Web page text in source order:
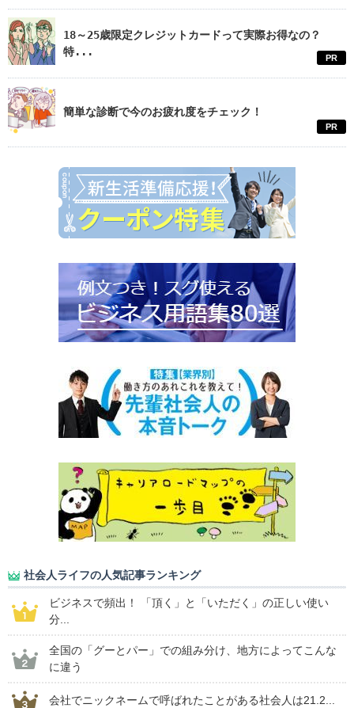
18～25歳限定クレジットカードって実際お得なの？
特...
PR
簡単な診断で今のお疲れ度をチェック！
PR
社会人ライフの人気記事ランキング
ビジネスで頻出！ 「頂く」と「いただく」の正しい使い
分...
全国の「グーとパー」での組み分け、地方によってこんな
に違う
会社でニックネームで呼ばれたことがある社会人は21.2...